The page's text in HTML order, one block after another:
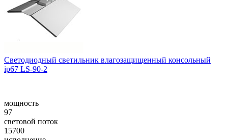
Cветодиодный светильник влагозащищенный консольный
ip67 LS-90-2
мощность
97
световой поток
15700